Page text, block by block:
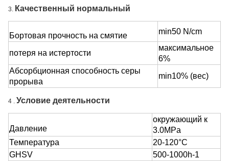
3. Качественный нормальный
Бортовая прочность на смятие min50 N/cm
потеря на истертости
максимальное
6%
Абсорбционная способность серы
прорыва
min10% (вес)
4 . Условие деятельности
Давление
окружающий к
3.0MPa
Температура
20-120°C
GHSV
500-1000h-1